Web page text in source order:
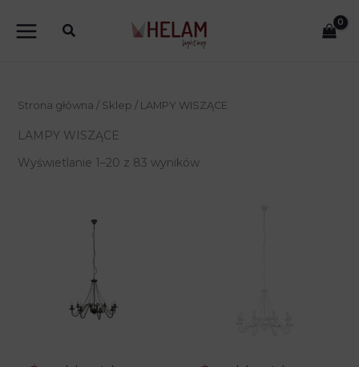
Strona główna / Sklep / LAMPY WISZĄCE
LAMPY WISZĄCE
Wyświetlanie 1–20 z 83 wyników